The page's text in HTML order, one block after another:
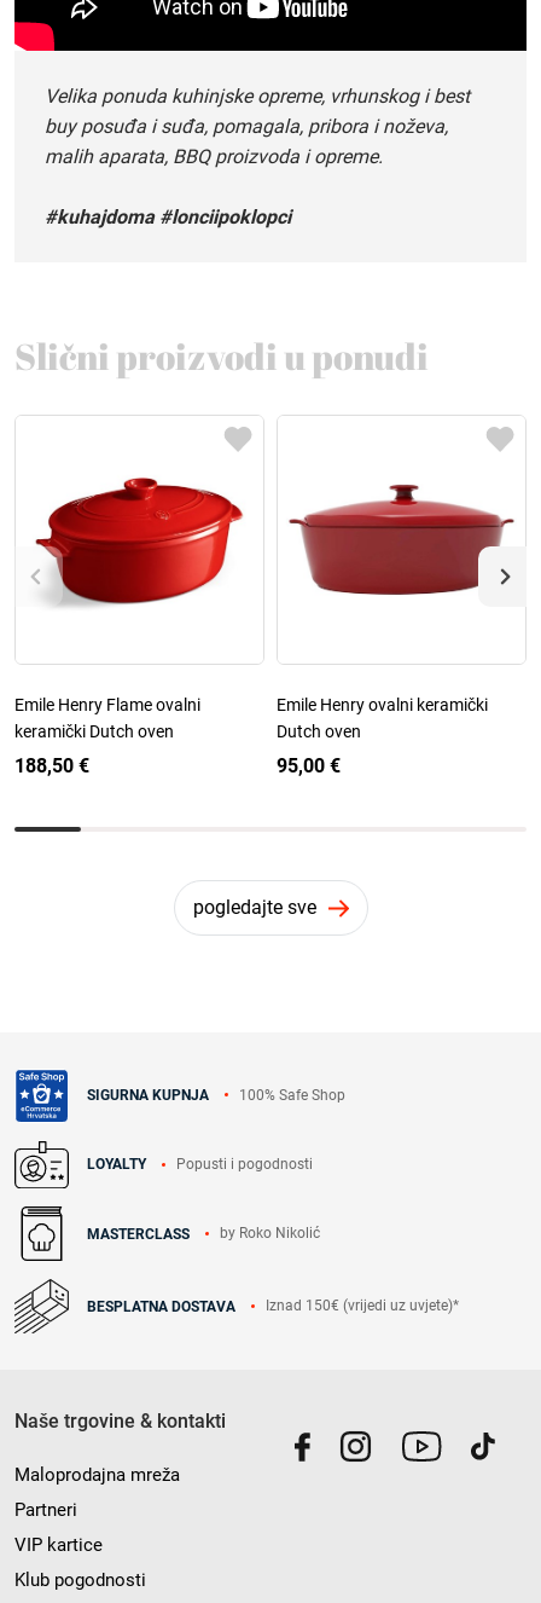
Velika ponuda kuhinjske opreme, vrhunskog i best
buy posuđa i suđa, pomagala, pribora i noževa,
malih aparata, BBQ proizvoda i opreme.
#kuhajdoma #lonciipoklopci
Slični proizvodi u ponudi
Emile Henry Flame ovalni
keramički Dutch oven
188,50 €
Emile Henry ovalni keramički
Dutch oven
95,00 €
pogledajte sve
SIGURNA KUPNJA 100% Safe Shop
LOYALTY Popusti i pogodnosti
MASTERCLASS by Roko Nikolić
BESPLATNA DOSTAVA Iznad 150€ (vrijedi uz uvjete)*
Naše trgovine & kontakti
Maloprodajna mreža
Partneri
VIP kartice
Klub pogodnosti